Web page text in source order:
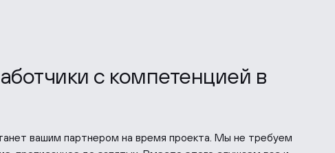
с компетенцией в
вашим партнером на время проекта. Мы не требуем